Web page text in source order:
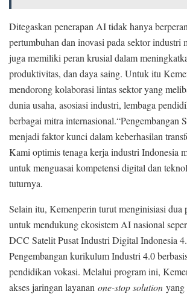
Ditegaskan penerapan AI tidak hanya
pertumbuhan dan inovasi pada sektor industri
juga memiliki peran krusial dalam
produktivitas, dan daya saing. Untuk itu
mendorong kolaborasi lintas sektor yang
dunia usaha, asosiasi industri, lembaga
berbagai mitra internasional.“Pengembangan
menjadi faktor kunci dalam keberhasilan
Kami optimis tenaga kerja industri Indonesia
untuk menguasai kompetensi digital dan
tuturnya.
Selain itu, Kemenperin turut menginisiasi dua
untuk mendukung ekosistem AI nasional
DCC Satelit Pusat Industri Digital Indonesia
Pengembangan kurikulum Industri 4.0
pendidikan vokasi. Melalui program ini,
akses jaringan layanan one-stop solution yang